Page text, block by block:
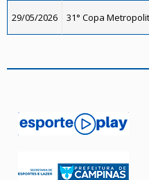
29/05/2026 31° Copa